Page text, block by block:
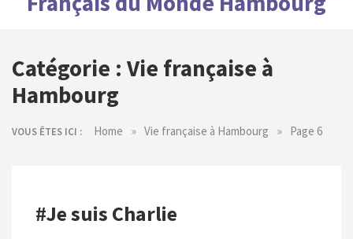
Catégorie : Vie française à
Hambourg
VOUS ÊTES ICI : Home » Vie française à Hambourg » Page 6
#Je suis Charlie